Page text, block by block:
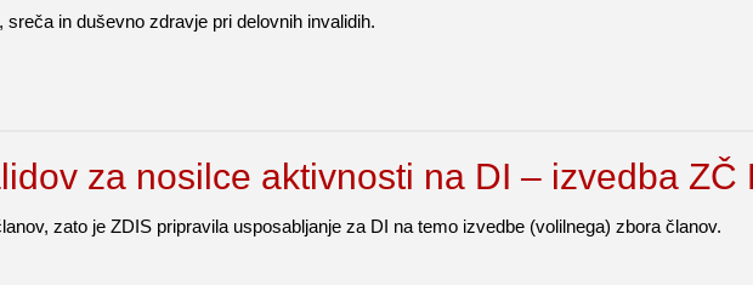
in duševno zdravje pri delovnih invalidih.
za nosilce aktivnosti na DI – izvedba ZČ
zato je ZDIS pripravila usposabljanje za DI na temo izvedbe (volilnega) zbora članov.